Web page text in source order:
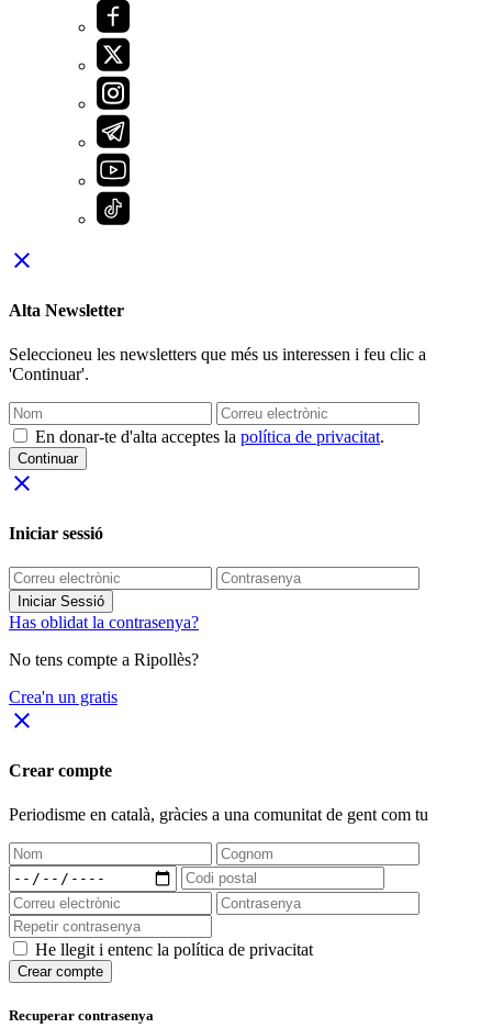
close
Alta Newsletter
Seleccioneu les newsletters que més us interessen i feu clic a
'Continuar'.
En donar-te d'alta acceptes la política de privacitat.
Continuar
close
Iniciar sessió
Iniciar Sessió
Has oblidat la contrasenya?
No tens compte a Ripollès?
Crea'n un gratis
close
Crear compte
Periodisme en català, gràcies a una comunitat de gent com tu
He llegit i entenc la política de privacitat
Crear compte
Recuperar contrasenya